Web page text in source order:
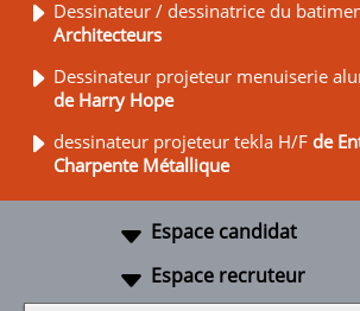
Dessinateur / dessinatrice du
Architecteurs
Dessinateur projeteur menuiserie
de Harry Hope
dessinateur projeteur tekla H/F de
Charpente Métallique
Espace candidat
Espace recruteur